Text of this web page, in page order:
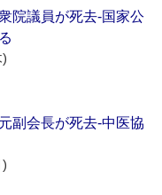
院議員が死去‐国家公
副会長が死去‐中医協